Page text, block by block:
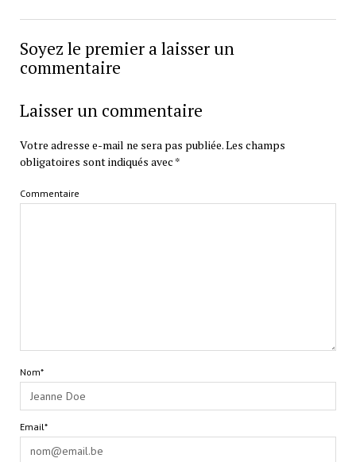
Soyez le premier a laisser un
commentaire
Laisser un commentaire
Votre adresse e-mail ne sera pas publiée.Les champs
obligatoires sont indiqués avec *
Commentaire
Nom*
Email*